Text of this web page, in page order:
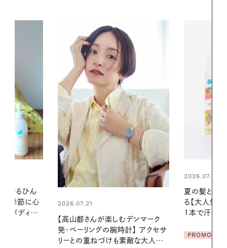
2026.07.24
る【大人気のドライシャンプー】 この
PROMOTION
2026.06.01
お出かけ前
の一日。汗ば
に過ごす私